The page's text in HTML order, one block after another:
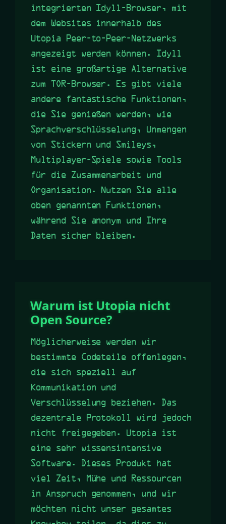
integrierten Idyll-Browser, mit
dem Websites innerhalb des
Utopia Peer-to-Peer-Netzwerks
angezeigt werden können. Idyll
ist eine großartige Alternative
zum TOR-Browser. Es gibt viele
andere fantastische Funktionen,
die Sie genießen werden, wie
Sprachverschlüsselung, Unmengen
von Stickern und Smileys,
Multiplayer-Spiele sowie Tools
für die Zusammenarbeit und
Organisation. Nutzen Sie alle
oben genannten Funktionen,
während Sie anonym und Ihre
Daten sicher bleiben.
Warum ist Utopia nicht
Open Source?
Möglicherweise werden wir
bestimmte Codeteile offenlegen,
die sich speziell auf
Kommunikation und
Verschlüsselung beziehen. Das
dezentrale Protokoll wird jedoch
nicht freigegeben. Utopia ist
eine sehr wissensintensive
Software. Dieses Produkt hat
viel Zeit, Mühe und Ressourcen
in Anspruch genommen, und wir
möchten nicht unser gesamtes